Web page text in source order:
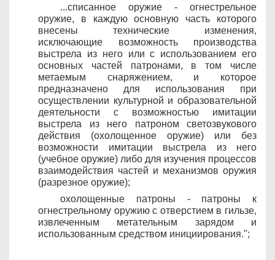
...списанное оружие - огнестрельное
оружие, в каждую основную часть которого
внесены технические изменения,
исключающие возможность производства
выстрела из него или с использованием его
основных частей патронами, в том числе
метаемым снаряжением, и которое
предназначено для использования при
осуществлении культурной и образовательной
деятельности с возможностью имитации
выстрела из него патроном светозвукового
действия (охолощенное оружие) или без
возможности имитации выстрела из него
(учебное оружие) либо для изучения процессов
взаимодействия частей и механизмов оружия
(разрезное оружие);
охолощенные патроны - патроны к
огнестрельному оружию с отверстием в гильзе,
извлеченным метательным зарядом и
использованным средством инициирования.";